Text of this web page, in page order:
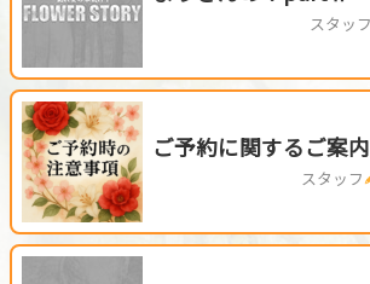
スタッ
ご予約に関するご案内
スタッフ